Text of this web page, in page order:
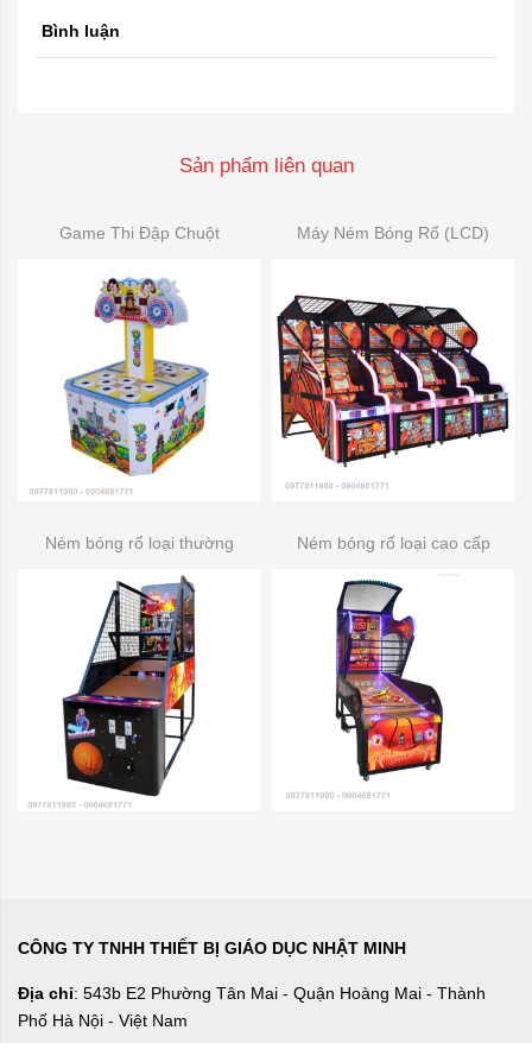
Bình luận
Sản phẩm liên quan
Game Thi Đập Chuột Máy Ném Bóng Rổ (LCD)
Ném bóng rổ loại thường Ném bóng rổ loại cao cấp
CÔNG TY TNHH THIẾT BỊ GIÁO DỤC NHẬT MINH
Địa chỉ: 543b E2 Phường Tân Mai - Quận Hoàng Mai - Thành
Phố Hà Nội - Việt Nam